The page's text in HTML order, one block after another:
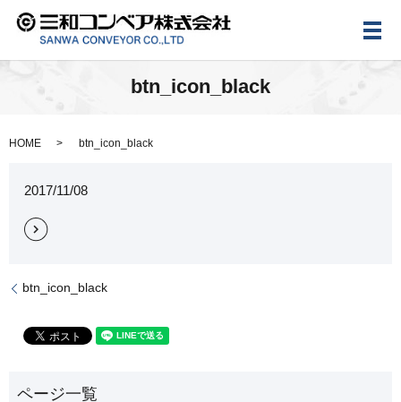
メ
btn_icon_black
HOME btn_icon_black
2017/11/08
btn_icon_black